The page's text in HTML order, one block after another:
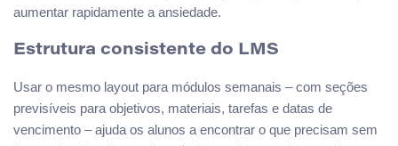
aumentar rapidamente a ansiedade.
Estrutura consistente do LMS
Usar o mesmo layout para módulos semanais – com seções
previsíveis para objetivos, materiais, tarefas e datas de
vencimento – ajuda os alunos a encontrar o que precisam sem